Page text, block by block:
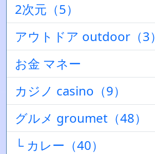
2次元（5）
アウトドア outdoor（3）
お金 マネー
カジノ casino（9）
グルメ groumet（48）
└ カレー（40）